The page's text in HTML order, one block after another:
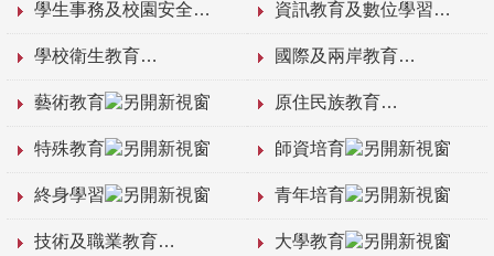
學生事務及校園安全 資訊教育及數位學習
學校衛生教育 國際及兩岸教育
藝術教育 原住民族教育
特殊教育 師資培育
終身學習 青年培育
技術及職業教育 大學教育